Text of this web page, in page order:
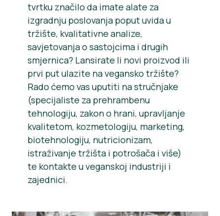
tvrtku značilo da imate alate za
izgradnju poslovanja poput uvida u
tržište, kvalitativne analize,
savjetovanja o sastojcima i drugih
smjernica? Lansirate li novi proizvod ili
prvi put ulazite na vegansko tržište?
Rado ćemo vas uputiti na stručnjake
(specijaliste za prehrambenu
tehnologiju, zakon o hrani, upravljanje
kvalitetom, kozmetologiju, marketing,
biotehnologiju, nutricionizam,
istraživanje tržišta i potrošača i više)
te kontakte u veganskoj industriji i
zajednici.